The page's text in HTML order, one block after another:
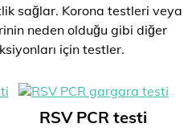
sağlar. Korona testleri veya
neden olduğu gibi diğer
için testler.
RSV PCR testi